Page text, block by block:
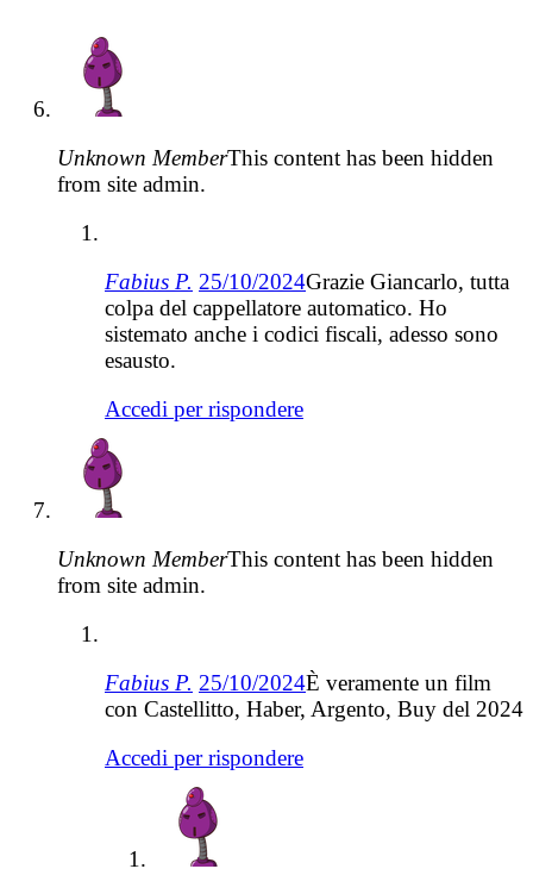
Unknown MemberThis content has been hidden
from site admin.
Fabius P. 25/10/2024Grazie Giancarlo, tutta
colpa del cappellatore automatico. Ho
sistemato anche i codici fiscali, adesso sono
esausto.
Accedi per rispondere
Unknown MemberThis content has been hidden
from site admin.
Fabius P. 25/10/2024È veramente un film
con Castellitto, Haber, Argento, Buy del 2024
Accedi per rispondere